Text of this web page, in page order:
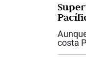
costa